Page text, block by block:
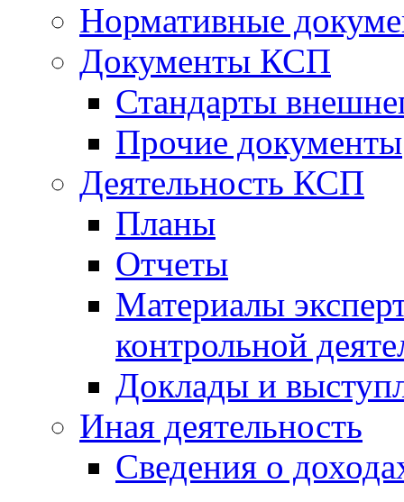
Нормативные
Документы КСП
Стандарты
Прочие документы
Деятельность КСП
Планы
Отчеты
Материалы
контрольной
Доклады и
Иная деятельность
Сведения о